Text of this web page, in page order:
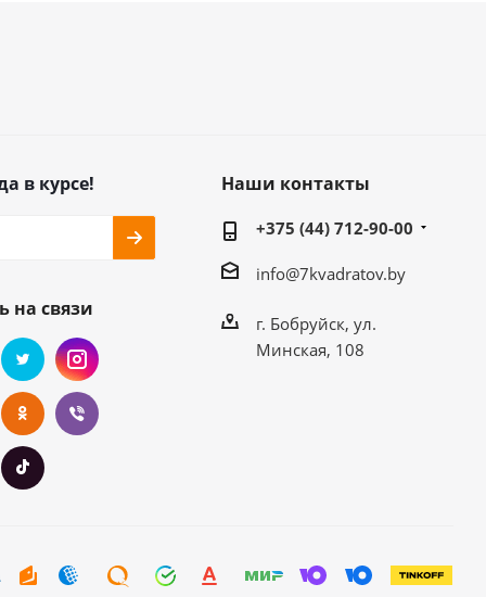
в курсе!
на связи
Наши контакты
+375 (44) 712-90-00
info@7kvadratov.by
г. Бобруйск, ул.
Минская, 108